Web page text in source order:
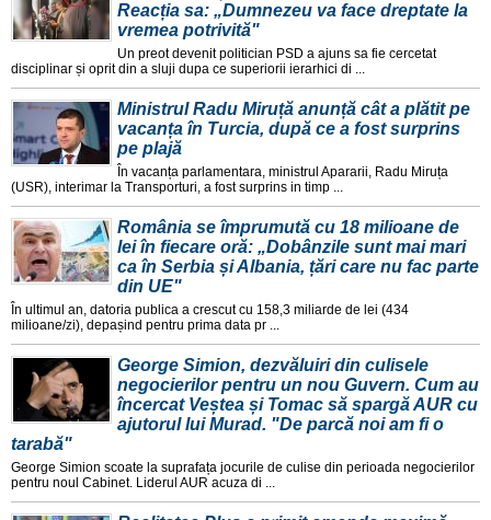
Reacția sa: „Dumnezeu va face dreptate la
vremea potrivită"
Un preot devenit politician PSD a ajuns sa fie cercetat
disciplinar și oprit din a sluji dupa ce superiorii ierarhici di ...
Ministrul Radu Miruță anunță cât a plătit pe
vacanța în Turcia, după ce a fost surprins
pe plajă
În vacanța parlamentara, ministrul Apararii, Radu Miruța
(USR), interimar la Transporturi, a fost surprins in timp ...
România se împrumută cu 18 milioane de
lei în fiecare oră: „Dobânzile sunt mai mari
ca în Serbia și Albania, țări care nu fac parte
din UE"
În ultimul an, datoria publica a crescut cu 158,3 miliarde de lei (434
milioane/zi), depașind pentru prima data pr ...
George Simion, dezvăluiri din culisele
negocierilor pentru un nou Guvern. Cum au
încercat Veștea și Tomac să spargă AUR cu
ajutorul lui Murad. "De parcă noi am fi o
tarabă"
George Simion scoate la suprafața jocurile de culise din perioada negocierilor
pentru noul Cabinet. Liderul AUR acuza di ...